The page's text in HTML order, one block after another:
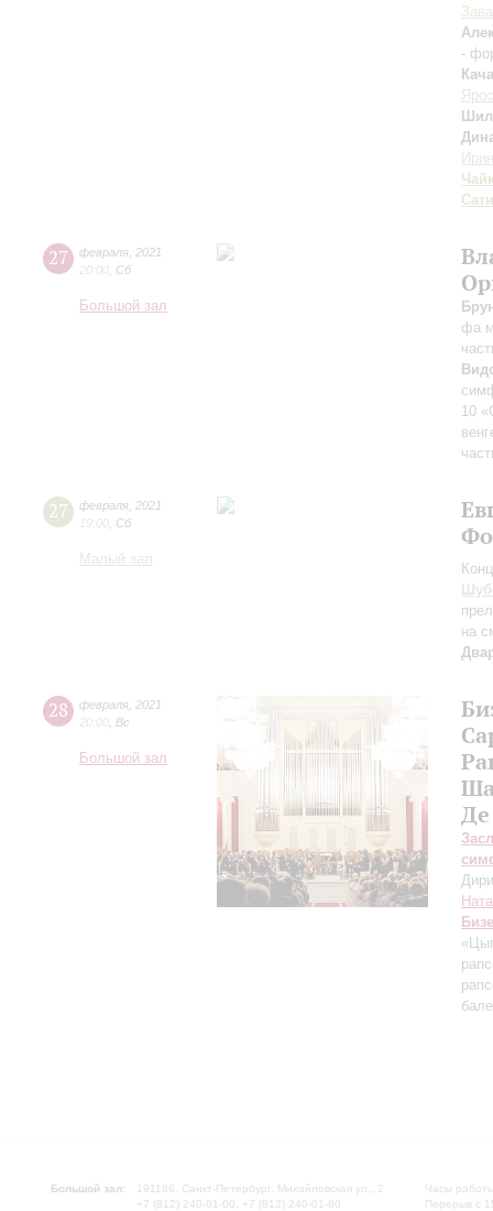
-
Сати
27 февраля 2021
20:00 Сб
Большой зал
фа
10
27 февраля 2021
19:00 Сб
Малый зал
на
28 февраля 2021
20:00 Вс
Большой зал
Де
Бизе
Большой зал:
191186, Санкт-Петербург, Михайловская ул., 2
+7 (812) 240-01-00, +7 (812) 240-01-80
Часы
Перерыв с